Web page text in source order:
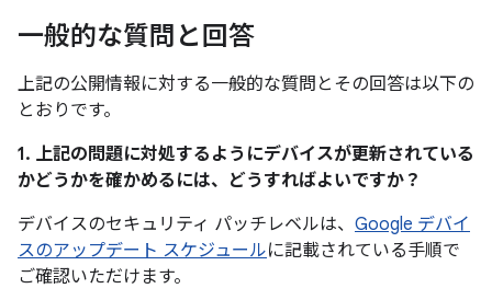
一般的な質問と回答
上記の公開情報に対する一般的な質問とその回答は以下の
とおりです。
1. 上記の問題に対処するようにデバイスが更新されている
かどうかを確かめるには、どうすればよいですか？
デバイスのセキュリティ パッチレベルは、 Google デバイ
スのアップデート スケジュールに記載されている手順で
ご確認いただけます。